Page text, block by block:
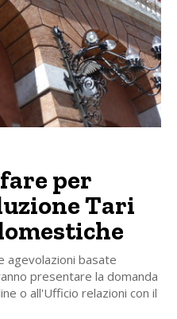
per
Tari
agevolazioni basate
presentare la domanda
o all'Ufficio relazioni con il